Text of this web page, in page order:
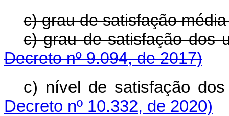
c) grau de satisfação
c) grau de
Decreto nº 9.094, de 2017)
c) nível de satisfação
Decreto nº 10.332, de 2020)